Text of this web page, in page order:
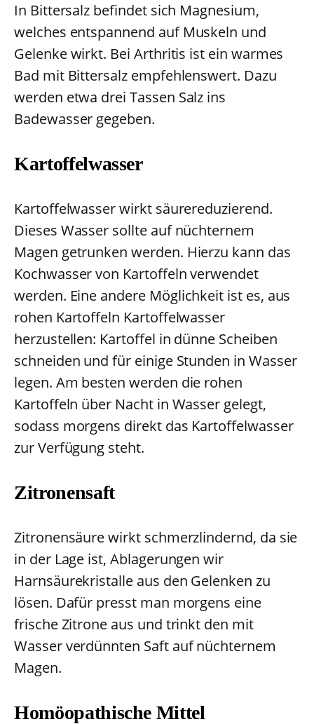
In Bittersalz befindet sich Magnesium,
welches entspannend auf Muskeln und
Gelenke wirkt. Bei Arthritis ist ein warmes
Bad mit Bittersalz empfehlenswert. Dazu
werden etwa drei Tassen Salz ins
Badewasser gegeben.
Kartoffelwasser
Kartoffelwasser wirkt säurereduzierend.
Dieses Wasser sollte auf nüchternem
Magen getrunken werden. Hierzu kann das
Kochwasser von Kartoffeln verwendet
werden. Eine andere Möglichkeit ist es, aus
rohen Kartoffeln Kartoffelwasser
herzustellen: Kartoffel in dünne Scheiben
schneiden und für einige Stunden in Wasser
legen. Am besten werden die rohen
Kartoffeln über Nacht in Wasser gelegt,
sodass morgens direkt das Kartoffelwasser
zur Verfügung steht.
Zitronensaft
Zitronensäure wirkt schmerzlindernd, da sie
in der Lage ist, Ablagerungen wir
Harnsäurekristalle aus den Gelenken zu
lösen. Dafür presst man morgens eine
frische Zitrone aus und trinkt den mit
Wasser verdünnten Saft auf nüchternem
Magen.
Homöopathische Mittel